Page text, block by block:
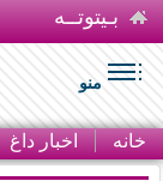
بـیتوتــه
منو
خانه اخبار داغ